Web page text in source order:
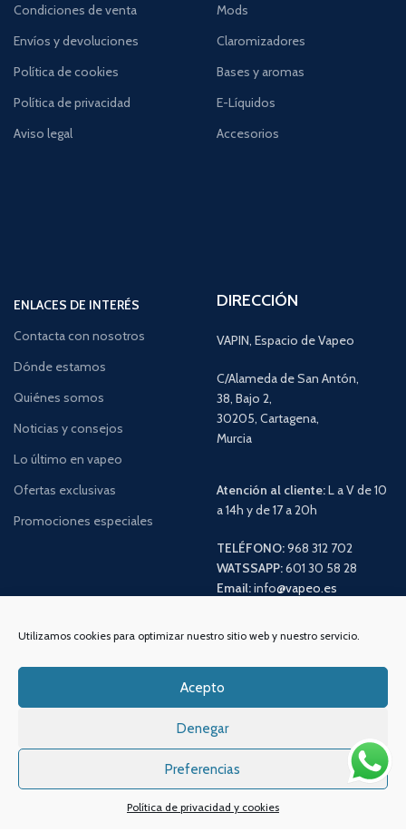
Utilizamos cookies para optimizar nuestro sitio web y nuestro servicio.
Acepto
Denegar
Preferencias
Política de privacidad y cookies
Condiciones de venta
Envíos y devoluciones
Política de cookies
Política de privacidad
Aviso legal
Mods
Claromizadores
Bases y aromas
E-Líquidos
Accesorios
ENLACES DE INTERÉS
Contacta con nosotros
Dónde estamos
Quiénes somos
Noticias y consejos
Lo último en vapeo
Ofertas exclusivas
Promociones especiales
DIRECCIÓN
VAPIN, Espacio de Vapeo
C/Alameda de San Antón,
38, Bajo 2,
30205, Cartagena,
Murcia
Atención al cliente:L a V de 10
a 14h y de 17 a 20h
TELÉFONO:968 312 702
WATSSAPP:601 30 58 28
Email:info@vapeo.es
Sistemas de pagos